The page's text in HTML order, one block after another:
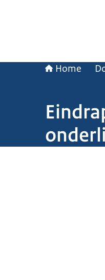
Home